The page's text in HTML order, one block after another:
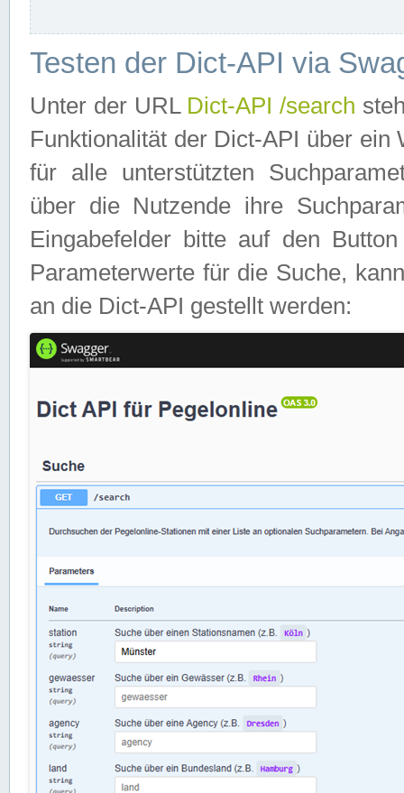
Testen der Dict-API via
Unter der URL Dict-API /search
Funktionalität der Dict-API über
für alle unterstützten
über die Nutzende ihre
Eingabefelder bitte auf den
Parameterwerte für die Suche,
an die Dict-API gestellt werden: